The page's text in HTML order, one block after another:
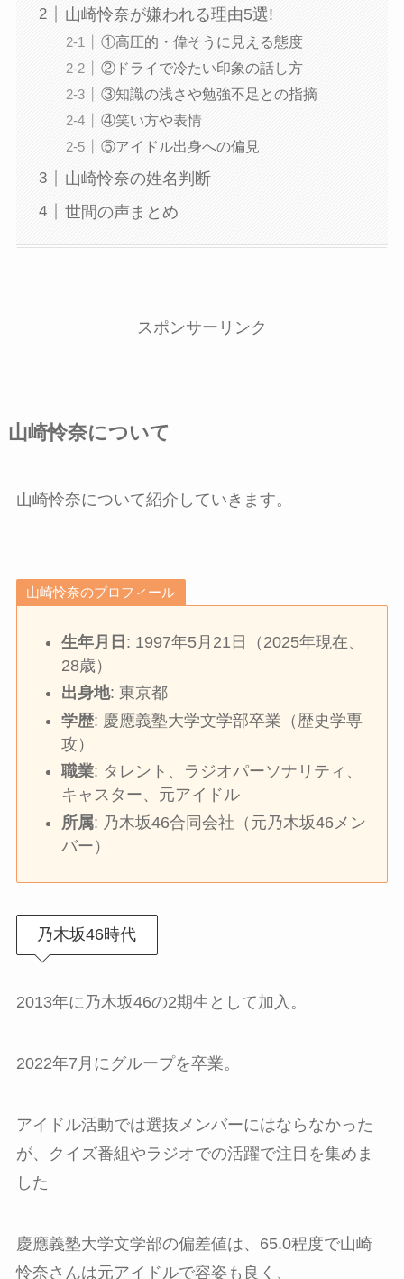
山崎怜奈が嫌われる理由5選!
①高圧的・偉そうに見える態度
②ドライで冷たい印象の話し方
③知識の浅さや勉強不足との指摘
④笑い方や表情
⑤アイドル出身への偏見
山崎怜奈の姓名判断
世間の声まとめ
スポンサーリンク
山崎怜奈について
山崎怜奈について紹介していきます。
山崎怜奈のプロフィール
生年月日 : 1997年5月21日（2025年現在、
28歳）
出身地: 東京都
学歴: 慶應義塾大学文学部卒業（歴史学専
攻）
職業: タレント、ラジオパーソナリティ、
キャスター、元アイドル
所属: 乃木坂46合同会社（元乃木坂46メン
バー）
乃木坂46時代
2013年に乃木坂46の2期生として加入。
2022年7月にグループを卒業。
アイドル活動では選抜メンバーにはならなかった
が、クイズ番組やラジオでの活躍で注目を集めま
した
慶應義塾大学文学部の偏差値は、65.0程度で山崎
怜奈さんは元アイドルで容姿も良く、